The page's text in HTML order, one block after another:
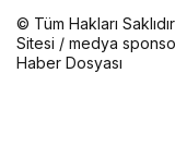
© Tüm Hakları
Sitesi / medya
Haber Dosyası